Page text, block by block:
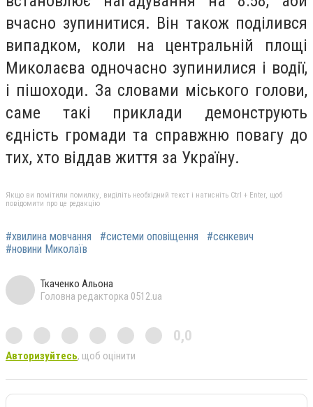
вчасно зупинитися. Він також поділився
випадком, коли на центральній площі
Миколаєва одночасно зупинилися і водії,
і пішоходи. За словами міського голови,
саме такі приклади демонструють
єдність громади та справжню повагу до
тих, хто віддав життя за Україну.
Якщо ви помітили помилку, виділіть необхідний текст і натисніть Ctrl + Enter, щоб
повідомити про це редакцію
#хвилина мовчання #системи оповіщення
#сєнкевич
#новини Миколаїв
Ткаченко Альона
Головна редакторка 0512.ua
0,0
Авторизуйтесь, щоб оцінити